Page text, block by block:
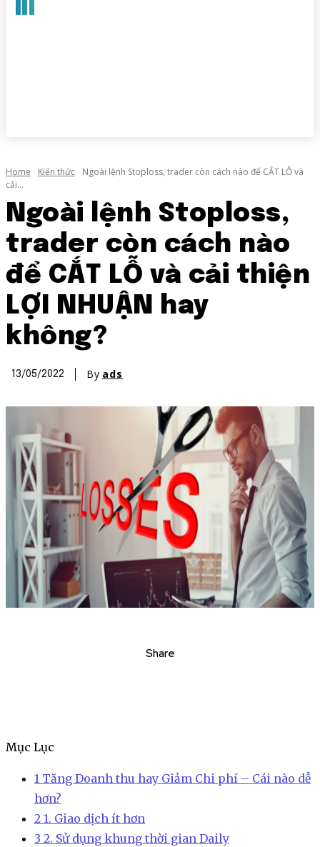
Home Kiến thức
Ngoài lệnh Stoploss, trader còn cách nào để CẮT LỖ và
cải...
Ngoài lệnh Stoploss,
trader còn cách nào
để CẮT LỖ và cải thiện
LỢI NHUẬN hay
không?
13/05/2022 By ads
Share
Mục Lục
1 Tăng Doanh thu hay Giảm Chi phí – Cái nào dễ
hơn?
2 1. Giao dịch ít hơn
3 2. Sử dụng khung thời gian Daily